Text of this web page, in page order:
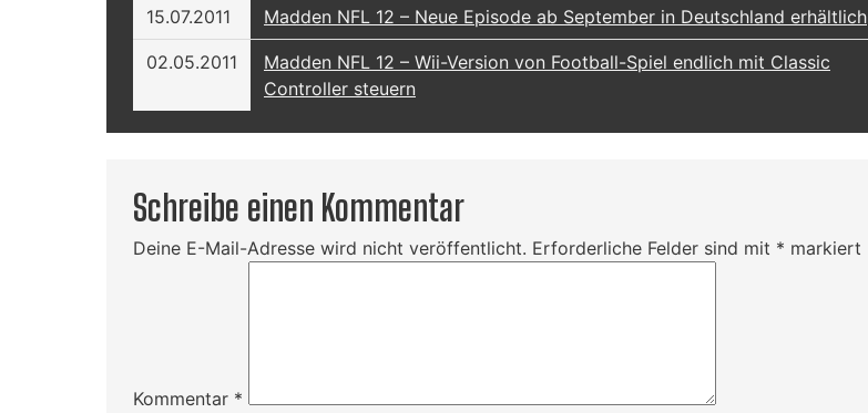
15.07.2011 Madden NFL 12 – Neue Episode ab September in Deutschland erhältlich
02.05.2011
Madden NFL 12 – Wii-Version von Football-Spiel endlich mit Classic
Controller steuern
Schreibe einen Kommentar
Deine E-Mail-Adresse wird nicht veröffentlicht. Erforderliche Felder sind mit * markiert
Kommentar *